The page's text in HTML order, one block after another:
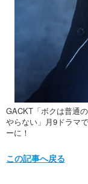
GACKT「ボクは普通
やらない」月9ドラマ
ーに！
この記事へ戻る